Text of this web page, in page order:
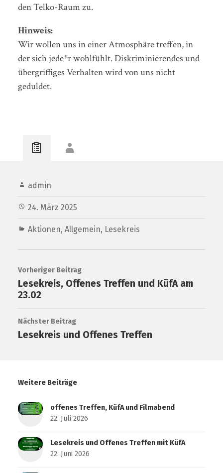
den Telko-Raum zu.
Hinweis:
Wir wollen uns in einer Atmosphäre treffen, in
der sich jede*r wohlfühlt. Diskriminierendes und
übergriffiges Verhalten wird von uns nicht
geduldet.
admin
24. März 2025
Aktionen, Allgemein, Lesekreis
Vorheriger Beitrag
Lesekreis, Offenes Treffen und KüfA am
23.02
Nächster Beitrag
Lesekreis und Offenes Treffen
Weitere Beiträge
offenes Treffen, KüfA und Filmabend
22. Juli 2026
Lesekreis und Offenes Treffen mit KüfA
22. Juni 2026